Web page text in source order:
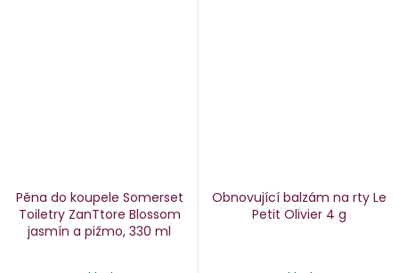
Pěna do koupele Somerset
Toiletry ZanTtore Blossom
jasmín a pižmo, 330 ml
Obnovující balzám na rty Le
Petit Olivier 4 g